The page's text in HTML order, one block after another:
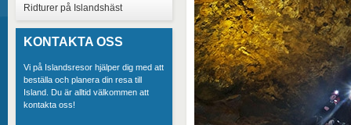
Ridturer på Islandshäst
KONTAKTA OSS
Vi på Islandsresor hjälper dig med att
beställa och planera din resa till
Island. Du är alltid välkommen att
kontakta oss!